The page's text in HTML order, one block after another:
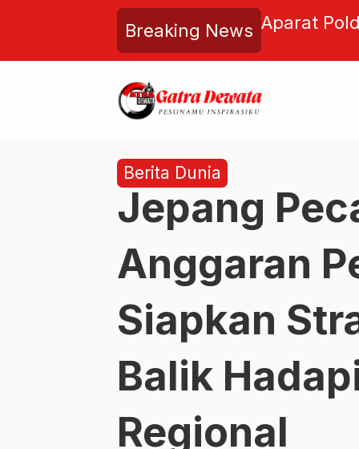
Breaking News
Disorot Keras! Mangkir
Tim Hukum Nilai Tak
Hercules
Berita Dunia
Jepang
Anggaran
Siapkan
Balik
Regional